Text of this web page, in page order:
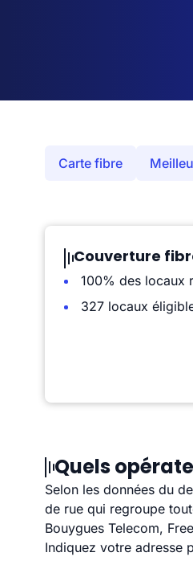
Carte fibre
Couverture
100% des locaux
327 locaux
Quels
Selon les données du
de rue qui regroupe
Bouygues Telecom,
Indiquez votre adresse